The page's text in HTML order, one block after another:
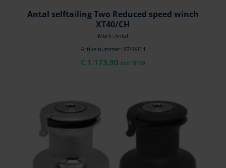
Antal selftailing Two Reduced speed winch
XT40/CH
Merk: Antal
Artikelnummer: XT40/CH
€ 1.173,90 incl BTW